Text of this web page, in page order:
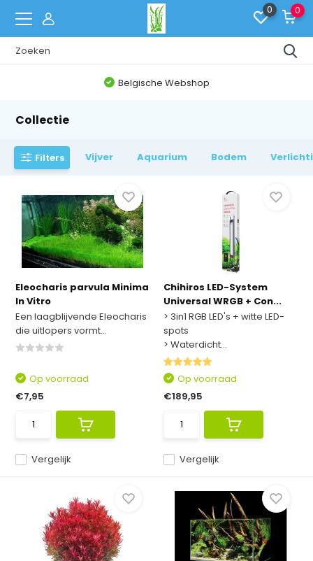
0 0
Belgische Webshop
Collectie
Filters Vijver Aquarium Bodem
Eleocharis parvula Minima
In Vitro
Een laagblijvende Eleocharis
die uitlopers vormt...
Vergelijk
Op voorraad
€7,95
Chihiros LED-System
Universal WRGB + Con...
> 3in1 RGB LED's + witte LED-
spots
> Waterdicht...
Vergelijk
Op voorraad
€189,95